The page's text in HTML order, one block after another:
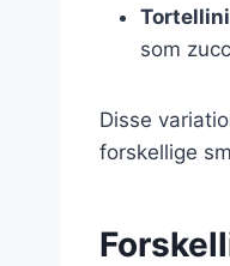
som
Disse
forskellige